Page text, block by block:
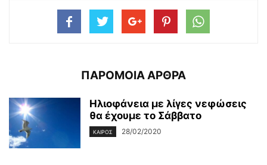
ΠΑΡΟΜΟΙΑ ΑΡΘΡΑ
Ηλιοφάνεια με λίγες νεφώσεις
θα έχουμε το Σάββατο
ΚΑΙΡΌΣ 28/02/2020